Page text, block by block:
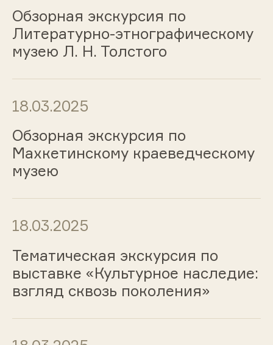
Обзорная экскурсия по
Литературно-этнографическому
музею Л. Н. Толстого
18.03.2025
Обзорная экскурсия по
Махкетинскому краеведческому
музею
18.03.2025
Тематическая экскурсия по
выставке «Культурное наследие:
взгляд сквозь поколения»